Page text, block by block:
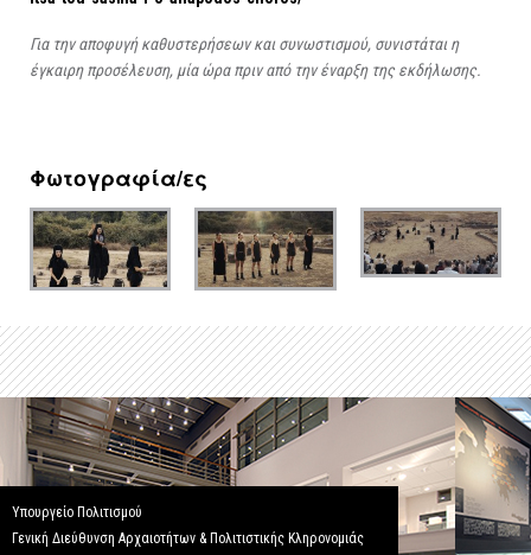
Για την αποφυγή καθυστερήσεων και συνωστισμού, συνιστάται η
έγκαιρη προσέλευση, μία ώρα πριν από την έναρξη της εκδήλωσης.
Φωτογραφία/ες
Υπουργείο Πολιτισμού
Γενική Διεύθυνση Αρχαιοτήτων & Πολιτιστικής Κληρονομιάς